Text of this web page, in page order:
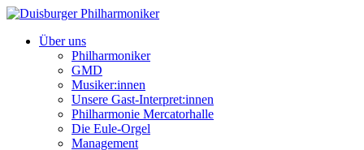
Über uns
Philharmoniker
GMD
Musiker:innen
Unsere Gast-Interpret:innen
Philharmonie Mercatorhalle
Die Eule-Orgel
Management